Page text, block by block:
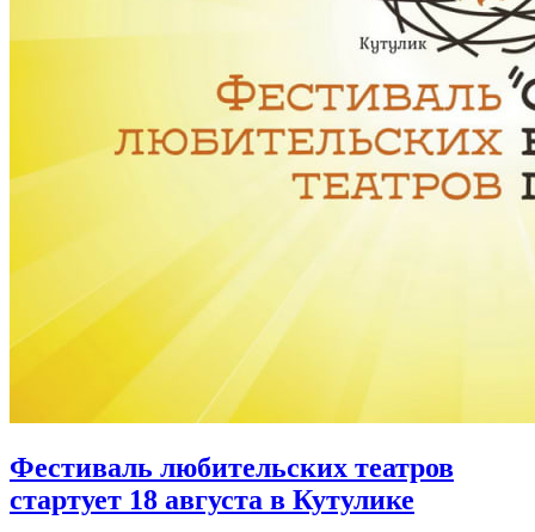
Фестиваль любительских театров
стартует 18 августа в Кутулике